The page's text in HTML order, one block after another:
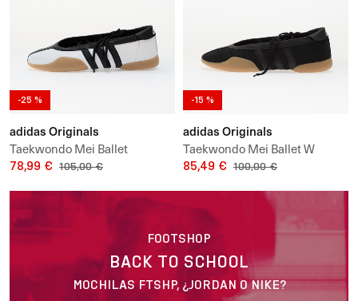
-25 %
adidas Originals
Taekwondo Mei Ballet
78,99 € 105,00 €
-15 %
adidas Originals
Taekwondo Mei Ballet W
85,49 € 100,00 €
FOOTSHOP
BACK TO SCHOOL
MOCHILAS FTSHP, ¿JORDAN O NIKE?